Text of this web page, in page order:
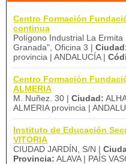
Centro Formación
continua
Polígono Industrial La
Granada", Oficina 3 |
provincia | ANDALUCÍA |
Centro Formación
ALMERIA
M. Nuñez. 30 | Ciudad:
ALMERIA provincia |
Instituto de Educación
VITORIA
CIUDAD JARDÍN, S/N |
Provincia: ALAVA | PAÍS